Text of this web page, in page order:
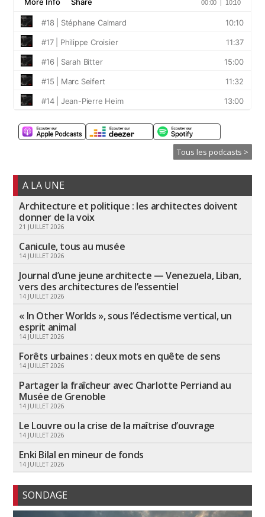
Tous les podcasts >
A LA UNE
Architecture et politique : les architectes doivent
donner de la voix
21 JUILLET 2026
Canicule, tous au musée
14 JUILLET 2026
Journal d’une jeune architecte — Venezuela, Liban,
vers des architectures de l’essentiel
14 JUILLET 2026
« In Other Worlds », sous l’éclectisme vertical, un
esprit animal
14 JUILLET 2026
Forêts urbaines : deux mots en quête de sens
14 JUILLET 2026
Partager la fraîcheur avec Charlotte Perriand au
Musée de Grenoble
14 JUILLET 2026
Le Louvre ou la crise de la maîtrise d’ouvrage
14 JUILLET 2026
Enki Bilal en mineur de fonds
14 JUILLET 2026
SONDAGE